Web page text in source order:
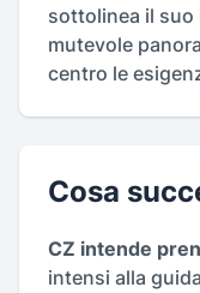
sottolinea il suo
mutevole
centro le
Cosa
CZ intende
intensi alla